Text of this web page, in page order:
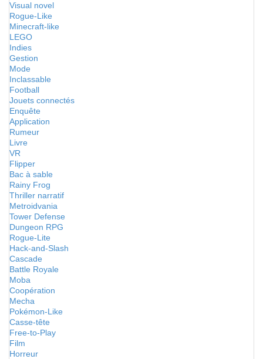
Visual novel
Rogue-Like
Minecraft-like
LEGO
Indies
Gestion
Mode
Inclassable
Football
Jouets connectés
Enquête
Application
Rumeur
Livre
VR
Flipper
Bac à sable
Rainy Frog
Thriller narratif
Metroidvania
Tower Defense
Dungeon RPG
Rogue-Lite
Hack-and-Slash
Cascade
Battle Royale
Moba
Coopération
Mecha
Pokémon-Like
Casse-tête
Free-to-Play
Film
Horreur